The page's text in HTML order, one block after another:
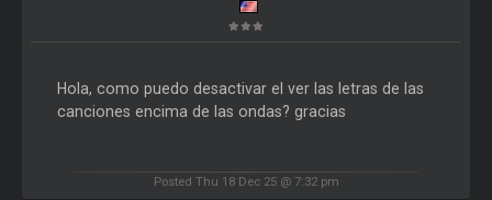
Hola, como puedo desactivar el ver las letras de las
canciones encima de las ondas? gracias
Posted Thu 18 Dec 25 @ 7:32 pm